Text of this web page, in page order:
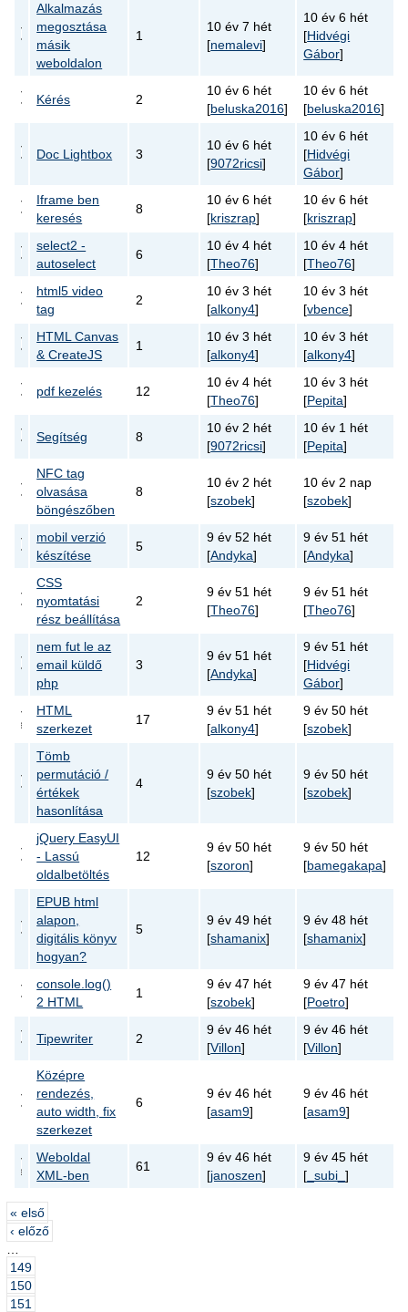
Alkalmazás
megosztása
másik
weboldalon
1
10 év 7 hét
[nemalevi]
10 év 6 hét
[Hidvégi
Gábor]
Kérés 2
10 év 6 hét
[beluska2016]
10 év 6 hét
[beluska2016]
Doc Lightbox 3
10 év 6 hét
[9072ricsi]
10 év 6 hét
[Hidvégi
Gábor]
Iframe ben
keresés
8
10 év 6 hét
[kriszrap]
10 év 6 hét
[kriszrap]
select2 -
autoselect
6
10 év 4 hét
[Theo76]
10 év 4 hét
[Theo76]
html5 video
tag
2
10 év 3 hét
[alkony4]
10 év 3 hét
[vbence]
HTML Canvas
& CreateJS
1
10 év 3 hét
[alkony4]
10 év 3 hét
[alkony4]
pdf kezelés 12
10 év 4 hét
[Theo76]
10 év 3 hét
[Pepita]
Segítség 8
10 év 2 hét
[9072ricsi]
10 év 1 hét
[Pepita]
NFC tag
olvasása
böngészőben
8
10 év 2 hét
[szobek]
10 év 2 nap
[szobek]
mobil verzió
készítése
5
9 év 52 hét
[Andyka]
9 év 51 hét
[Andyka]
CSS
nyomtatási
rész beállítása
2
9 év 51 hét
[Theo76]
9 év 51 hét
[Theo76]
nem fut le az
email küldő
php
3
9 év 51 hét
[Andyka]
9 év 51 hét
[Hidvégi
Gábor]
HTML
szerkezet
17
9 év 51 hét
[alkony4]
9 év 50 hét
[szobek]
Tömb
permutáció /
értékek
hasonlítása
4
9 év 50 hét
[szobek]
9 év 50 hét
[szobek]
jQuery EasyUI
- Lassú
oldalbetöltés
12
9 év 50 hét
[szoron]
9 év 50 hét
[bamegakapa]
EPUB html
alapon,
digitális könyv
hogyan?
5
9 év 49 hét
[shamanix]
9 év 48 hét
[shamanix]
console.log()
2 HTML
1
9 év 47 hét
[szobek]
9 év 47 hét
[Poetro]
Tipewriter 2
9 év 46 hét
[Villon]
9 év 46 hét
[Villon]
Középre
rendezés,
auto width, fix
szerkezet
6
9 év 46 hét
[asam9]
9 év 46 hét
[asam9]
Weboldal
XML-ben
61
9 év 46 hét
[janoszen]
9 év 45 hét
[ _subi_]
« első
‹ előző
149
150
151